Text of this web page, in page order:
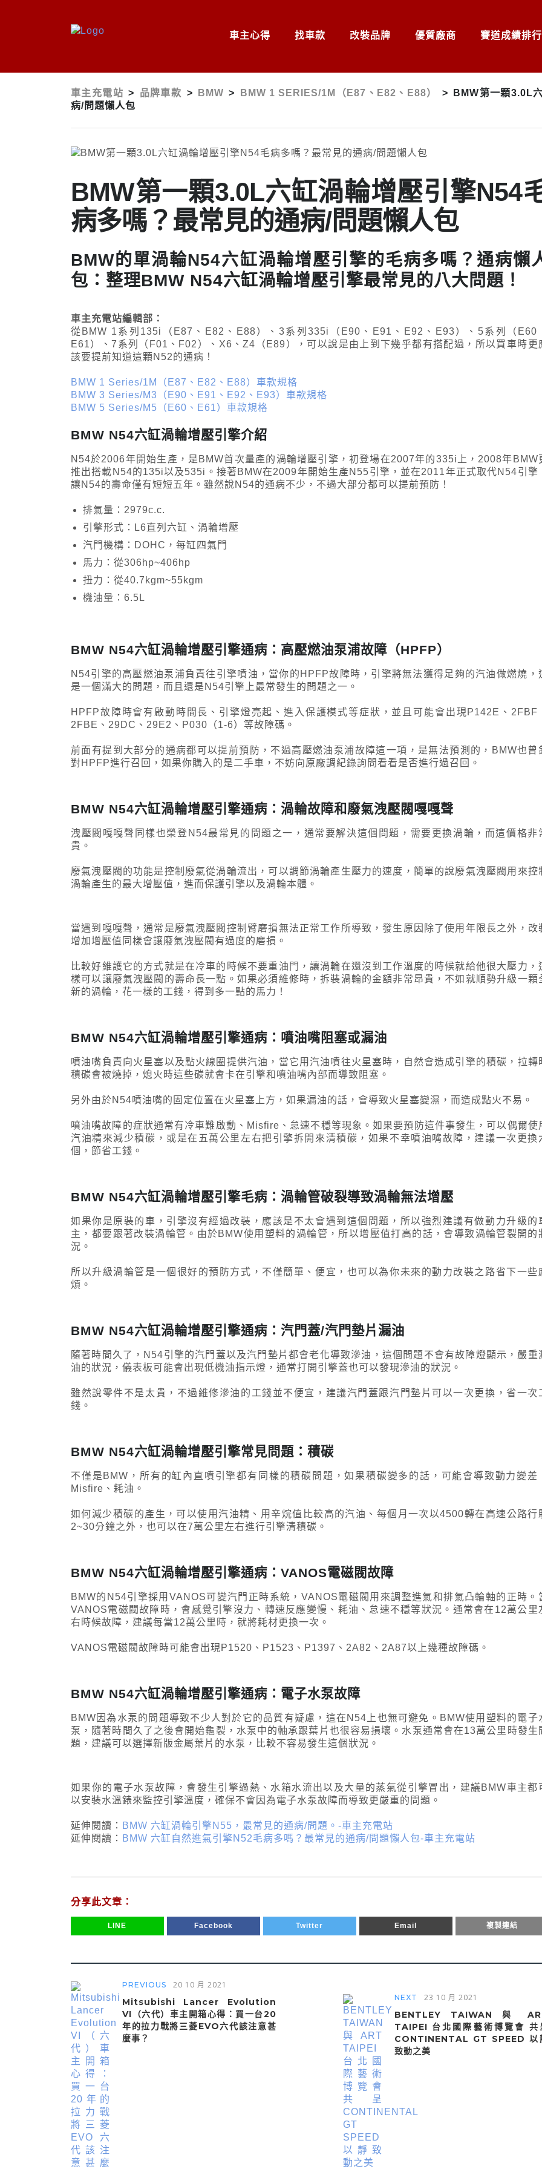
車主心得 找車款 改裝品牌 優質廠商 賽道成績排
車主充電站 > 品牌車款 > BMW > BMW 1 SERIES/1M（E87、E82、E88） >
BMW第一顆3.0L
病/問題懶人包
BMW第一顆3.0L六缸渦輪增壓引擎N54
病多嗎？最常見的通病/問題懶人包
BMW的單渦輪N54六缸渦輪增壓引擎的毛病多嗎？通病懶
包：整理BMW N54六缸渦輪增壓引擎最常見的八大問題！
車主充電站編輯部：
從BMW 1系列135i（E87、E82、E88）、3系列335i（E90、E91、E92、E93）、5系列（E60
E61）、7系列（F01、F02）、X6、Z4（E89），可以說是由上到下幾乎都有搭配過，所以買車時更
該要提前知道這顆N52的通病！
BMW 1 Series/1M（E87、E82、E88）車款規格
BMW 3 Series/M3（E90、E91、E92、E93）車款規格
BMW 5 Series/M5（E60、E61）車款規格
BMW N54六缸渦輪增壓引擎介紹
N54於2006年開始生產，是BMW首次量產的渦輪增壓引擎，初登場在2007年的335i上，2008年BMW
推出搭載N54的135i以及535i。接著BMW在2009年開始生產N55引擎，並在2011年正式取代N54引擎
讓N54的壽命僅有短短五年。雖然說N54的通病不少，不過大部分都可以提前預防！
排氣量：2979c.c.
引擎形式：L6直列六缸、渦輪增壓
汽門機構：DOHC，每缸四氣門
馬力：從306hp~406hp
扭力：從40.7kgm~55kgm
機油量：6.5L
BMW N54六缸渦輪增壓引擎通病：高壓燃油泵浦故障（HPFP）
N54引擎的高壓燃油泵浦負責往引擎噴油，當你的HPFP故障時，引擎將無法獲得足夠的汽油做燃燒，
是一個滿大的問題，而且還是N54引擎上最常發生的問題之一。
HPFP故障時會有啟動時間長、引擎燈亮起、進入保護模式等症狀，並且可能會出現P142E、2FBF
2FBE、29DC、29E2、P030（1-6）等故障碼。
前面有提到大部分的通病都可以提前預防，不過高壓燃油泵浦故障這一項，是無法預測的，BMW也曾
對HPFP進行召回，如果你購入的是二手車，不妨向原廠調紀錄詢問看看是否進行過召回。
BMW N54六缸渦輪增壓引擎通病：渦輪故障和廢氣洩壓閥嘎嘎聲
洩壓閥嘎嘎聲同樣也榮登N54最常見的問題之一，通常要解決這個問題，需要更換渦輪，而這價格非
貴。
廢氣洩壓閥的功能是控制廢氣從渦輪流出，可以調節渦輪產生壓力的速度，簡單的說廢氣洩壓閥用來控
渦輪產生的最大增壓值，進而保護引擎以及渦輪本體。
當遇到嘎嘎聲，通常是廢氣洩壓閥控制臂磨損無法正常工作所導致，發生原因除了使用年限長之外，改
增加增壓值同樣會讓廢氣洩壓閥有過度的磨損。
比較好維護它的方式就是在冷車的時候不要重油門，讓渦輪在還沒到工作溫度的時候就給他很大壓力，
樣可以讓廢氣洩壓閥的壽命長一點。如果必須維修時，拆裝渦輪的金額非常昂貴，不如就順勢升級一顆
新的渦輪，花一樣的工錢，得到多一點的馬力！
BMW N54六缸渦輪增壓引擎通病：噴油嘴阻塞或漏油
噴油嘴負責向火星塞以及點火線圈提供汽油，當它用汽油噴往火星塞時，自然會造成引擎的積碳，拉轉
積碳會被燒掉，熄火時這些碳就會卡在引擎和噴油嘴內部而導致阻塞。
另外由於N54噴油嘴的固定位置在火星塞上方，如果漏油的話，會導致火星塞變濕，而造成點火不易。
噴油嘴故障的症狀通常有冷車難啟動、Misfire、怠速不穩等現象。如果要預防這件事發生，可以偶爾使
汽油精來減少積碳，或是在五萬公里左右把引擎拆開來清積碳，如果不幸噴油嘴故障，建議一次更換
個，節省工錢。
BMW N54六缸渦輪增壓引擎毛病：渦輪管破裂導致渦輪無法增壓
如果你是原裝的車，引擎沒有經過改裝，應該是不太會遇到這個問題，所以強烈建議有做動力升級的
主，都要跟著改裝渦輪管。由於BMW使用塑料的渦輪管，所以增壓值打高的話，會導致渦輪管裂開的
況。
所以升級渦輪管是一個很好的預防方式，不僅簡單、便宜，也可以為你未來的動力改裝之路省下一些
煩。
BMW N54六缸渦輪增壓引擎通病：汽門蓋/汽門墊片漏油
隨著時間久了，N54引擎的汽門蓋以及汽門墊片都會老化導致滲油，這個問題不會有故障燈顯示，嚴重
油的狀況，儀表板可能會出現低機油指示燈，通常打開引擎蓋也可以發現滲油的狀況。
雖然說零件不是太貴，不過維修滲油的工錢並不便宜，建議汽門蓋跟汽門墊片可以一次更換，省一次
錢。
BMW N54六缸渦輪增壓引擎常見問題：積碳
不僅是BMW，所有的缸內直噴引擎都有同樣的積碳問題，如果積碳變多的話，可能會導致動力變差
Misfire、耗油。
如何減少積碳的產生，可以使用汽油精、用辛烷值比較高的汽油、每個月一次以4500轉在高速公路行
2~30分鐘之外，也可以在7萬公里左右進行引擎清積碳。
BMW N54六缸渦輪增壓引擎通病：VANOS電磁閥故障
BMW的N54引擎採用VANOS可變汽門正時系統，VANOS電磁閥用來調整進氣和排氣凸輪軸的正時。
VANOS電磁閥故障時，會感覺引擎沒力、轉速反應變慢、耗油、怠速不穩等狀況。通常會在12萬公里
右時候故障，建議每當12萬公里時，就將耗材更換一次。
VANOS電磁閥故障時可能會出現P1520、P1523、P1397、2A82、2A87以上幾種故障碼。
BMW N54六缸渦輪增壓引擎通病：電子水泵故障
BMW因為水泵的問題導致不少人對於它的品質有疑慮，這在N54上也無可避免。BMW使用塑料的電子
泵，隨著時間久了之後會開始龜裂，水泵中的軸承跟葉片也很容易損壞。水泵通常會在13萬公里時發生
題，建議可以選擇新版金屬葉片的水泵，比較不容易發生這個狀況。
如果你的電子水泵故障，會發生引擎過熱、水箱水流出以及大量的蒸氣從引擎冒出，建議BMW車主都
以安裝水溫錶來監控引擎溫度，確保不會因為電子水泵故障而導致更嚴重的問題。
延伸閱讀： BMW 六缸渦輪引擎N55，最常見的通病/問題。-車主充電站
延伸閱讀： BMW 六缸自然進氣引擎N52毛病多嗎？最常見的通病/問題懶人包-車主充電站
分享此文章：
LINE Facebook Twitter Email 複製連結
PREVIOUS 20 10 月 2021
Mitsubishi Lancer Evolution
VI（六代）車主開箱心得：買一台20
年的拉力戰將三菱EVO六代該注意甚
麼事？
NEXT 23 10 月 2021
BENTLEY TAIWAN 與
TAIPEI 台北國際藝術博覽會 共
CONTINENTAL GT SPEED 以
致動之美